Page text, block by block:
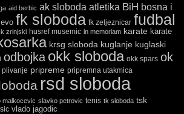
aid berbic ak sloboda atletika BiH bosna i
fk sloboda fk zeljeznicar fudbal
zrinjski husref musemic in memoriam karate karate
krsg sloboda kuglanje kuglaski
odbojka okk sloboda okk spars ok
plivanje pripreme pripremna utakmica
rsd sloboda
malkocevic slavko petrovic tenis tk sloboda tsk
vlado jagodic